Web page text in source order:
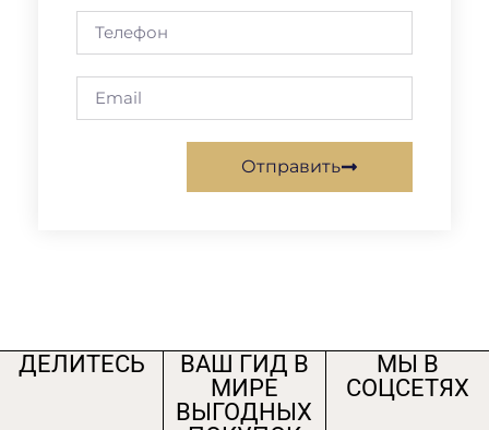
Отправить
ДЕЛИТЕСЬ
ВАШ ГИД В
МИРЕ
ВЫГОДНЫХ
МЫ В
СОЦСЕТЯХ